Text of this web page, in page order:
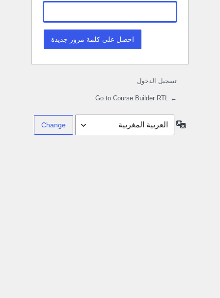
تسجيل الدخول
← Go to Course Builder RTL
Language